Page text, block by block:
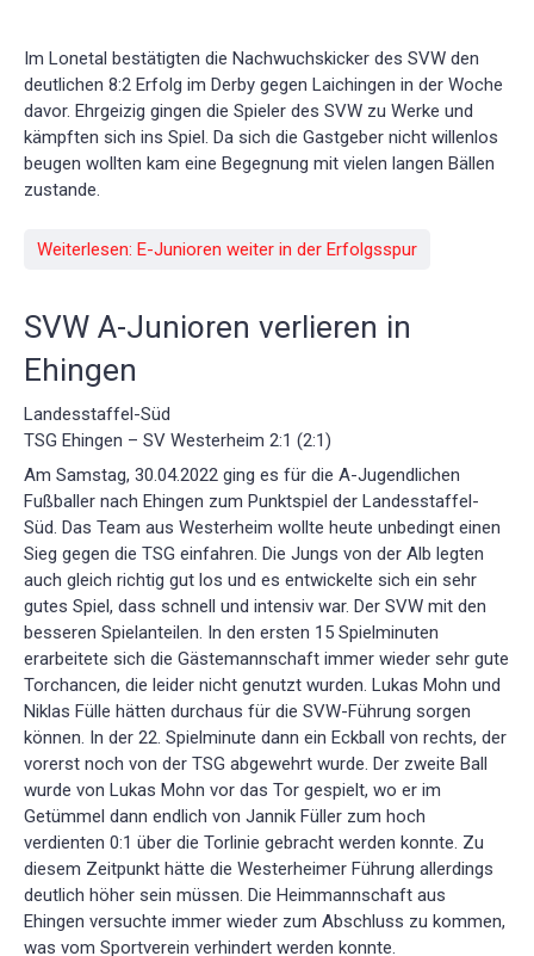
Im Lonetal bestätigten die Nachwuchskicker des SVW den
deutlichen 8:2 Erfolg im Derby gegen Laichingen in der Woche
davor. Ehrgeizig gingen die Spieler des SVW zu Werke und
kämpften sich ins Spiel. Da sich die Gastgeber nicht willenlos
beugen wollten kam eine Begegnung mit vielen langen Bällen
zustande.
Weiterlesen: E-Junioren weiter in der Erfolgsspur
SVW A-Junioren verlieren in
Ehingen
Landesstaffel-Süd
TSG Ehingen – SV Westerheim 2:1 (2:1)
Am Samstag, 30.04.2022 ging es für die A-Jugendlichen
Fußballer nach Ehingen zum Punktspiel der Landesstaffel-
Süd. Das Team aus Westerheim wollte heute unbedingt einen
Sieg gegen die TSG einfahren. Die Jungs von der Alb legten
auch gleich richtig gut los und es entwickelte sich ein sehr
gutes Spiel, dass schnell und intensiv war. Der SVW mit den
besseren Spielanteilen. In den ersten 15 Spielminuten
erarbeitete sich die Gästemannschaft immer wieder sehr gute
Torchancen, die leider nicht genutzt wurden. Lukas Mohn und
Niklas Fülle hätten durchaus für die SVW-Führung sorgen
können. In der 22. Spielminute dann ein Eckball von rechts, der
vorerst noch von der TSG abgewehrt wurde. Der zweite Ball
wurde von Lukas Mohn vor das Tor gespielt, wo er im
Getümmel dann endlich von Jannik Füller zum hoch
verdienten 0:1 über die Torlinie gebracht werden konnte. Zu
diesem Zeitpunkt hätte die Westerheimer Führung allerdings
deutlich höher sein müssen. Die Heimmannschaft aus
Ehingen versuchte immer wieder zum Abschluss zu kommen,
was vom Sportverein verhindert werden konnte.